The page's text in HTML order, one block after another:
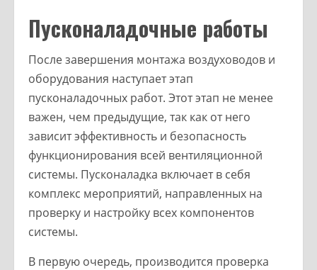
Пусконаладочные работы
После завершения монтажа воздуховодов и
оборудования наступает этап
пусконаладочных работ. Этот этап не менее
важен, чем предыдущие, так как от него
зависит эффективность и безопасность
функционирования всей вентиляционной
системы. Пусконаладка включает в себя
комплекс мероприятий, направленных на
проверку и настройку всех компонентов
системы.
В первую очередь, производится проверка